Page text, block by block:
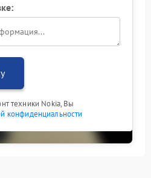
техники Nokia, Вы
конфиденциальности